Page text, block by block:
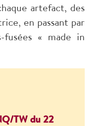
artefact, des
en passant par
« made in
TW du 22